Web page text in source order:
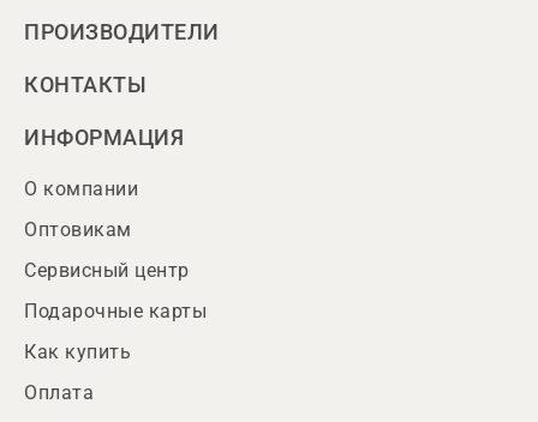
ПРОИЗВОДИТЕЛИ
КОНТАКТЫ
ИНФОРМАЦИЯ
О компании
Оптовикам
Сервисный центр
Подарочные карты
Как купить
Оплата